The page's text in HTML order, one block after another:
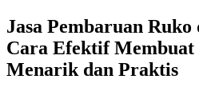
Jasa Pembaruan
Cara Efektif Membuat
Menarik dan Praktis